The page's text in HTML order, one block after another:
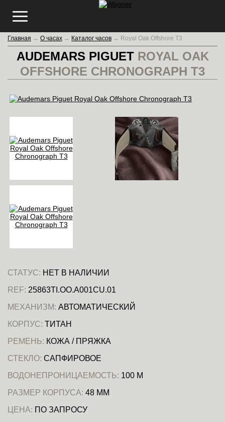
Главная → О часах → Каталог часов → Royal Oak Offshore T3
AUDEMARS PIGUETROYAL OAK
OFFSHORE CHRONOGRAPH T3
СТАТУС: НЕТ В НАЛИЧИИ
REF: 25863TI.OO.A001CU.01
МЕХАНИЗМ: АВТОМАТИЧЕСКИЙ
КОРПУС: ТИТАН
РЕМЕНЬ: КОЖА / ПРЯЖКА
СТЕКЛО: САПФИРОВОЕ
ВОДОНЕПРОНИЦАЕМОСТЬ: 100 М
РАЗМЕР КОРПУСА: 48 ММ
ЦЕНА: ПО ЗАПРОСУ